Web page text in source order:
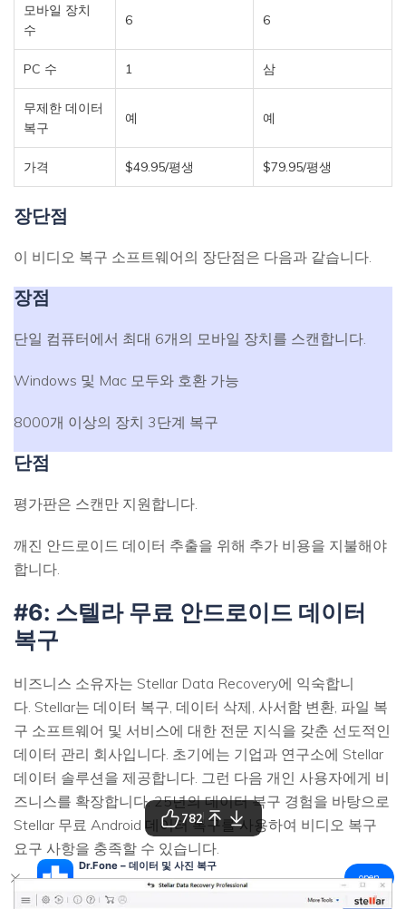
모바일 장치
수
6 6
PC 수 1 삼
무제한 데이터
복구
예 예
가격 $49.95/평생 $79.95/평생
장단점
이 비디오 복구 소프트웨어의 장단점은 다음과 같습니다.
장점
단일 컴퓨터에서 최대 6개의 모바일 장치를 스캔합니다.
Windows 및 Mac 모두와 호환 가능
8000개 이상의 장치 3단계 복구
단점
평가판은 스캔만 지원합니다.
깨진 안드로이드 데이터 추출을 위해 추가 비용을 지불해야
합니다.
#6: 스텔라 무료 안드로이드 데이터
복구
비즈니스 소유자는 Stellar Data Recovery에 익숙합니
다. Stellar는 데이터 복구, 데이터 삭제, 사서함 변환, 파일 복
구 소프트웨어 및 서비스에 대한 전문 지식을 갖춘 선도적인
데이터 관리 회사입니다. 초기에는 기업과 연구소에 Stellar
데이터 솔루션을 제공합니다. 그런 다음 개인 사용자에게 비
즈니스를 확장합니다. 25년의 데이터 복구 경험을 바탕으로
Stellar 무료 Android 데이터 복구를 사용하여 비디오 복구
요구 사항을 충족할 수 있습니다.
782
Dr.Fone – 데이터 및 사진 복구
3단계로 데이터 복구
open